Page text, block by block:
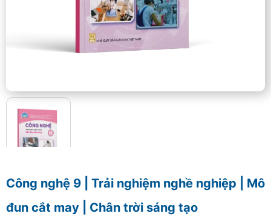
Công nghệ 9 | Trải nghiệm nghề nghiệp | Mô
đun cắt may | Chân trời sáng tạo